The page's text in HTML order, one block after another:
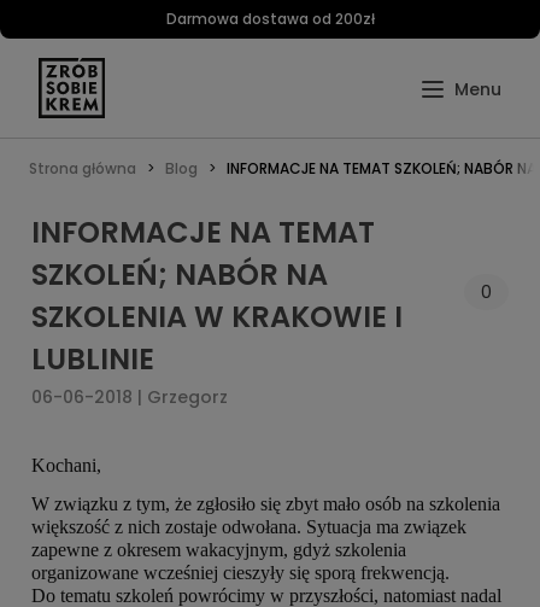
Darmowa dostawa od 200zł
Strona główna Blog INFORMACJE NA TEMAT SZKOLEŃ; NABÓR
INFORMACJE NA TEMAT
SZKOLEŃ; NABÓR NA
SZKOLENIA W KRAKOWIE I
LUBLINIE
0
06-06-2018 | Grzegorz
Kochani,
W związku z tym, że zgłosiło się zbyt mało osób na szkolenia
większość z nich zostaje odwołana. Sytuacja ma związek
zapewne z okresem wakacyjnym, gdyż szkolenia
organizowane wcześniej cieszyły się sporą frekwencją.
Do tematu szkoleń powrócimy w przyszłości, natomiast nadal